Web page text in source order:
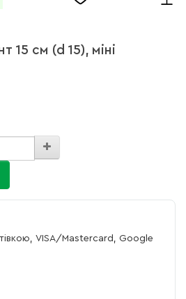
15 см (d 15), міні
VISA/Mastercard, Google